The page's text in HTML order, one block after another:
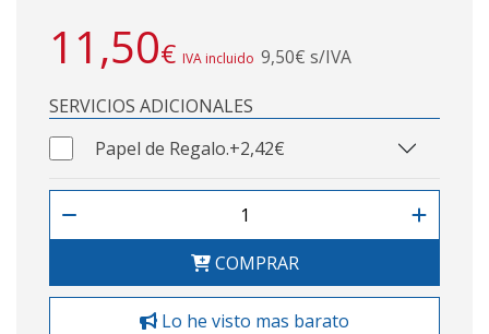
11,50€ IVA incluido 9,50€ s/IVA
SERVICIOS ADICIONALES
Papel de Regalo.+2,42€
COMPRAR
Lo he visto mas barato